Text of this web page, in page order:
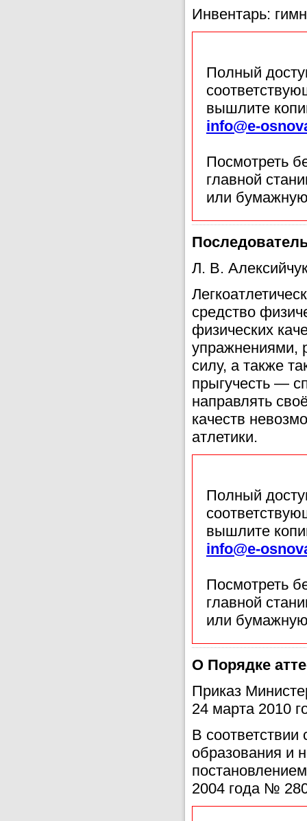
Инвентарь:
Полный
вышлите
info@e-
Посмотреть
главной
или
Л. B.
средство
физических
упражнениями,
силу, а также
прыгучесть —
направлять
качеств
атлетики.
Полный
вышлите
info@e-
Посмотреть
главной
или
О Порядке
Приказ
24 марта 2010
В
образования и
2004 года №